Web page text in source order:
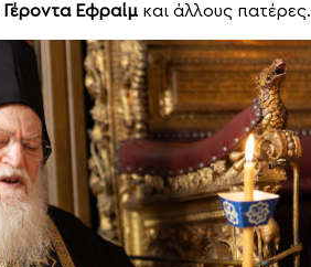
Γέροντα Εφραίμ και άλλους πατέρες.